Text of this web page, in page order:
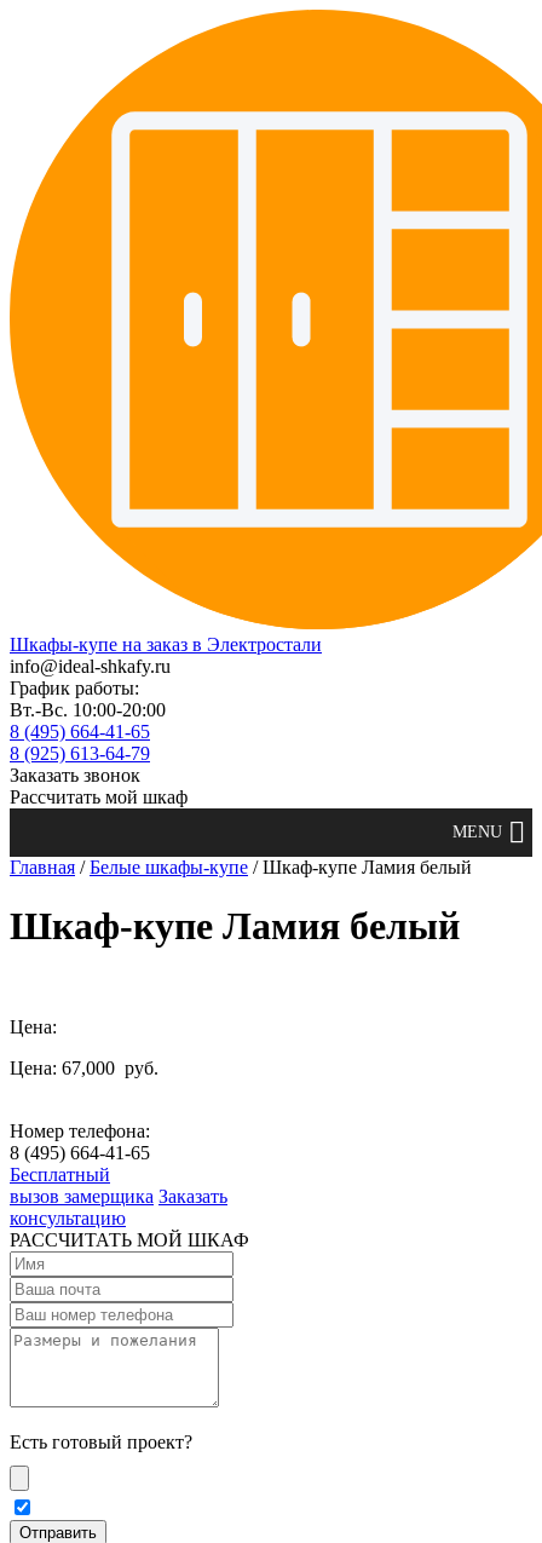
Шкафы-купе на заказ в Электростали
info@ideal-shkafy.ru
График работы:
Вт.-Вс. 10:00-20:00
8 (495) 664-41-65
8 (925) 613-64-79
Заказать звонок
Рассчитать мой шкаф
Главная /Белые шкафы-купе / Шкаф-купе Ламия белый
Шкаф-купе Ламия белый
Цена:
Цена: 67,000 руб.
Номер телефона:
8 (495) 664-41-65
Бесплатный
вызов замерщика Заказать
консультацию
РАССЧИТАТЬ МОЙ ШКАФ
Есть готовый проект?